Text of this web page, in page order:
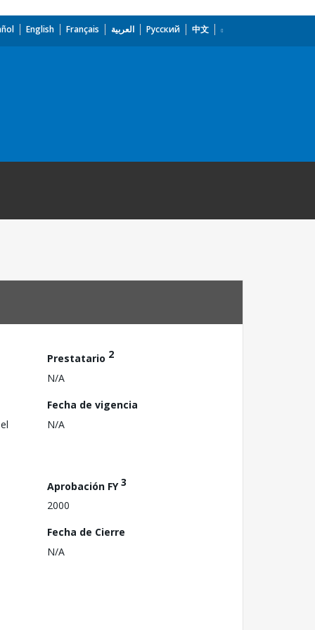
English Français العربية Русский 中文
Prestatario 2
N/A
Fecha de vigencia
N/A
Aprobación FY3
2000
Fecha de Cierre
N/A